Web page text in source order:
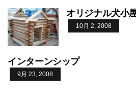
オリジナル犬小
10月 2, 2008
インターンシップ
9月 23, 2008